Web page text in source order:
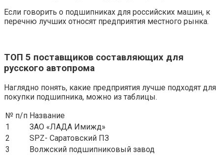
Если говорить о подшипниках для российских машин, к
перечню лучших относят предприятия местного рынка.
ТОП 5 поставщиков составляющих для
русского автопрома
Наглядно понять, какие предприятия лучше подходят для
покупки подшипника, можно из таблицы.
№ п/п Название
1
ЗАО «ЛАДА Имижд»
2
SPZ- Саратовский ПЗ
3
Волжский подшипниковый завод